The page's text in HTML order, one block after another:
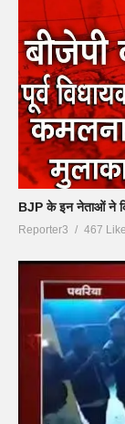
BJP के इन नेताओं ने
Reporter3 467